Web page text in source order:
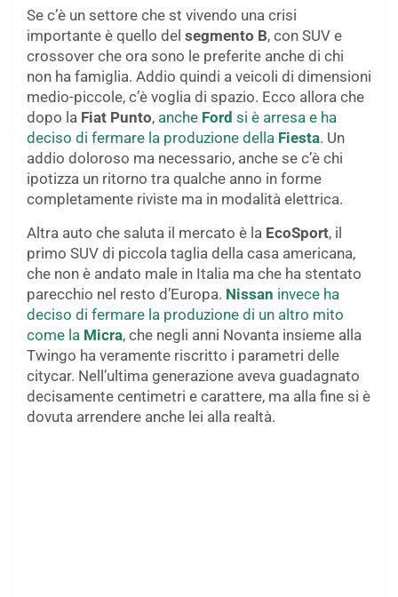
Se c’è un settore che st vivendo una crisi
importante è quello del segmento B, con SUV e
crossover che ora sono le preferite anche di chi
non ha famiglia. Addio quindi a veicoli di dimensioni
medio-piccole, c’è voglia di spazio. Ecco allora che
dopo la Fiat Punto, anche Ford si è arresa e ha
deciso di fermare la produzione della Fiesta. Un
addio doloroso ma necessario, anche se c’è chi
ipotizza un ritorno tra qualche anno in forme
completamente riviste ma in modalità elettrica.
Altra auto che saluta il mercato è la EcoSport, il
primo SUV di piccola taglia della casa americana,
che non è andato male in Italia ma che ha stentato
parecchio nel resto d’Europa. Nissan invece ha
deciso di fermare la produzione di un altro mito
come la Micra, che negli anni Novanta insieme alla
Twingo ha veramente riscritto i parametri delle
citycar. Nell’ultima generazione aveva guadagnato
decisamente centimetri e carattere, ma alla fine si è
dovuta arrendere anche lei alla realtà.